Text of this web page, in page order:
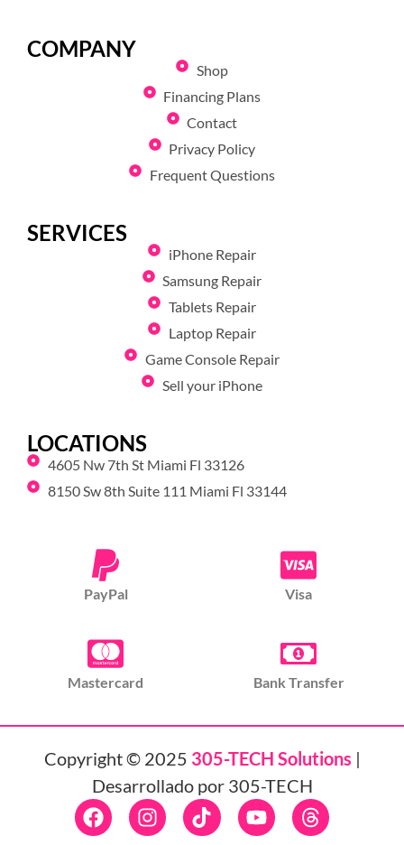
COMPANY
Shop
Financing Plans
Contact
Privacy Policy
Frequent Questions
SERVICES
iPhone Repair
Samsung Repair
Tablets Repair
Laptop Repair
Game Console Repair
Sell your iPhone
LOCATIONS
4605 Nw 7th St Miami Fl 33126
8150 Sw 8th Suite 111 Miami Fl 33144
PayPal Visa
Mastercard Bank Transfer
Copyright © 2025 305-TECH Solutions |
Desarrollado por 305-TECH